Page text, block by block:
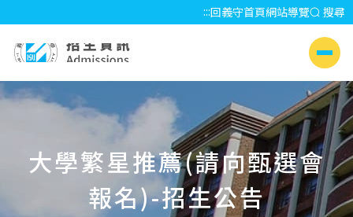
:::回義守首頁網站導覽 搜尋
側選單
大學繁星推薦(請向甄選會
報名)-招生公告